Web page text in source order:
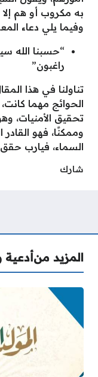
به مكروب أو هم إلا
وفيما يلي دعاء
“حسبنا الله
راغبون”
تناولنا في هذا
الحوائج مهما
تحقيق الأمنيات،
وممكنًا، فهو
السماء، فيارب
شارك
المزيد منأدعية